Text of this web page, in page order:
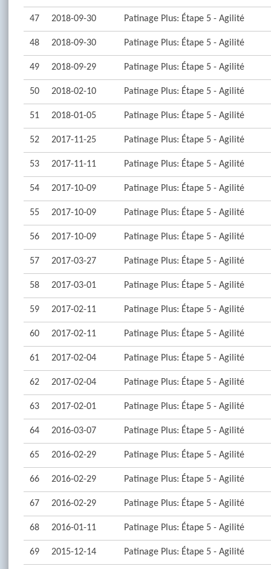
47 2018-09-30 Patinage Plus: Étape 5 - Agilité
48 2018-09-30 Patinage Plus: Étape 5 - Agilité
49 2018-09-29 Patinage Plus: Étape 5 - Agilité
50 2018-02-10 Patinage Plus: Étape 5 - Agilité
51 2018-01-05 Patinage Plus: Étape 5 - Agilité
52 2017-11-25 Patinage Plus: Étape 5 - Agilité
53 2017-11-11 Patinage Plus: Étape 5 - Agilité
54 2017-10-09 Patinage Plus: Étape 5 - Agilité
55 2017-10-09 Patinage Plus: Étape 5 - Agilité
56 2017-10-09 Patinage Plus: Étape 5 - Agilité
57 2017-03-27 Patinage Plus: Étape 5 - Agilité
58 2017-03-01 Patinage Plus: Étape 5 - Agilité
59 2017-02-11 Patinage Plus: Étape 5 - Agilité
60 2017-02-11 Patinage Plus: Étape 5 - Agilité
61 2017-02-04 Patinage Plus: Étape 5 - Agilité
62 2017-02-04 Patinage Plus: Étape 5 - Agilité
63 2017-02-01 Patinage Plus: Étape 5 - Agilité
64 2016-03-07 Patinage Plus: Étape 5 - Agilité
65 2016-02-29 Patinage Plus: Étape 5 - Agilité
66 2016-02-29 Patinage Plus: Étape 5 - Agilité
67 2016-02-29 Patinage Plus: Étape 5 - Agilité
68 2016-01-11 Patinage Plus: Étape 5 - Agilité
69 2015-12-14 Patinage Plus: Étape 5 - Agilité